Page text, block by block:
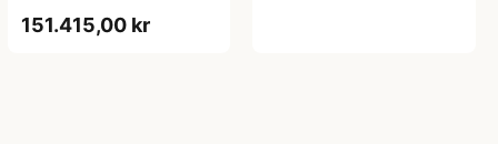
151.415,00 kr